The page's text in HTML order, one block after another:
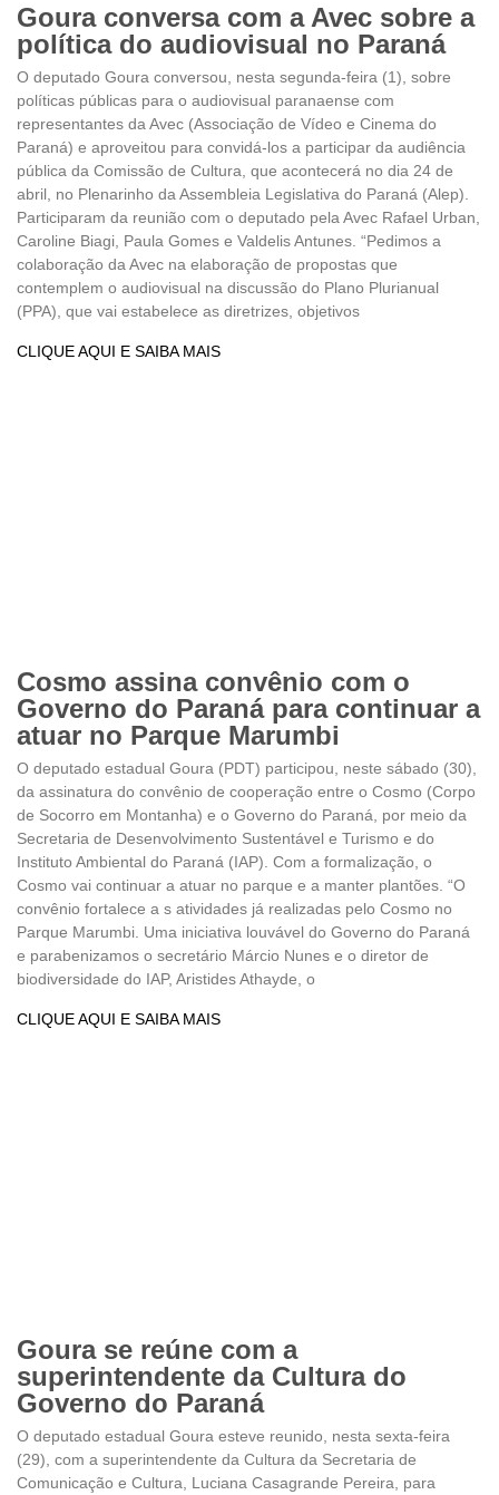
Goura conversa com a Avec sobre a
política do audiovisual no Paraná
O deputado Goura conversou, nesta segunda-feira (1), sobre
políticas públicas para o audiovisual paranaense com
representantes da Avec (Associação de Vídeo e Cinema do
Paraná) e aproveitou para convidá-los a participar da audiência
pública da Comissão de Cultura, que acontecerá no dia 24 de
abril, no Plenarinho da Assembleia Legislativa do Paraná (Alep).
Participaram da reunião com o deputado pela Avec Rafael Urban,
Caroline Biagi, Paula Gomes e Valdelis Antunes. “Pedimos a
colaboração da Avec na elaboração de propostas que
contemplem o audiovisual na discussão do Plano Plurianual
(PPA), que vai estabelece as diretrizes, objetivos
CLIQUE AQUI E SAIBA MAIS
Cosmo assina convênio com o
Governo do Paraná para continuar a
atuar no Parque Marumbi
O deputado estadual Goura (PDT) participou, neste sábado (30),
da assinatura do convênio de cooperação entre o Cosmo (Corpo
de Socorro em Montanha) e o Governo do Paraná, por meio da
Secretaria de Desenvolvimento Sustentável e Turismo e do
Instituto Ambiental do Paraná (IAP). Com a formalização, o
Cosmo vai continuar a atuar no parque e a manter plantões. “O
convênio fortalece a s atividades já realizadas pelo Cosmo no
Parque Marumbi. Uma iniciativa louvável do Governo do Paraná
e parabenizamos o secretário Márcio Nunes e o diretor de
biodiversidade do IAP, Aristides Athayde, o
CLIQUE AQUI E SAIBA MAIS
Goura se reúne com a
superintendente da Cultura do
Governo do Paraná
O deputado estadual Goura esteve reunido, nesta sexta-feira
(29), com a superintendente da Cultura da Secretaria de
Comunicação e Cultura, Luciana Casagrande Pereira, para